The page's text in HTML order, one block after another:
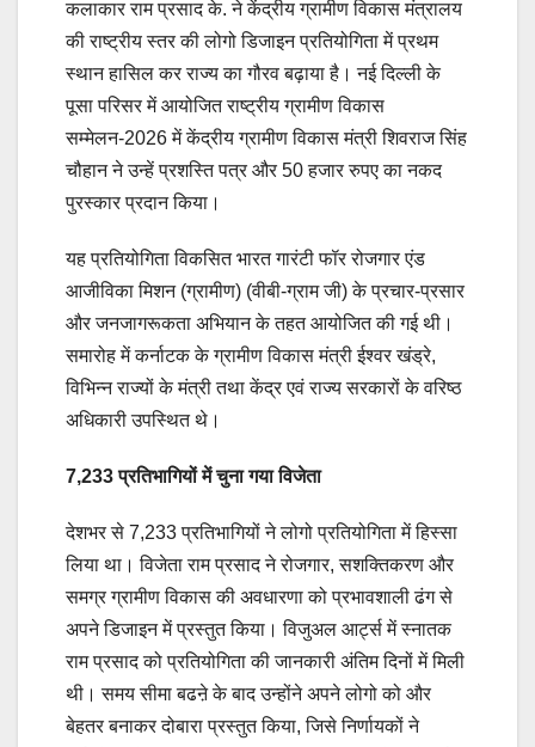
कलाकार राम प्रसाद के. ने केंद्रीय ग्रामीण विकास मंत्रालय
की राष्ट्रीय स्तर की लोगो डिजाइन प्रतियोगिता में प्रथम
स्थान हासिल कर राज्य का गौरव बढ़ाया है। नई दिल्ली के
पूसा परिसर में आयोजित राष्ट्रीय ग्रामीण विकास
सम्मेलन-2026 में केंद्रीय ग्रामीण विकास मंत्री शिवराज सिंह
चौहान ने उन्हें प्रशस्ति पत्र और 50 हजार रुपए का नकद
पुरस्कार प्रदान किया।
यह प्रतियोगिता विकसित भारत गारंटी फॉर रोजगार एंड
आजीविका मिशन (ग्रामीण) (वीबी-ग्राम जी) के प्रचार-प्रसार
और जनजागरूकता अभियान के तहत आयोजित की गई थी।
समारोह में कर्नाटक के ग्रामीण विकास मंत्री ईश्वर खंड्रे,
विभिन्न राज्यों के मंत्री तथा केंद्र एवं राज्य सरकारों के वरिष्ठ
अधिकारी उपस्थित थे।
7,233 प्रतिभागियों में चुना गया विजेता
देशभर से 7,233 प्रतिभागियों ने लोगो प्रतियोगिता में हिस्सा
लिया था। विजेता राम प्रसाद ने रोजगार, सशक्तिकरण और
समग्र ग्रामीण विकास की अवधारणा को प्रभावशाली ढंग से
अपने डिजाइन में प्रस्तुत किया। विजुअल आर्ट्स में स्नातक
राम प्रसाद को प्रतियोगिता की जानकारी अंतिम दिनों में मिली
थी। समय सीमा बढऩे के बाद उन्होंने अपने लोगो को और
बेहतर बनाकर दोबारा प्रस्तुत किया, जिसे निर्णायकों ने